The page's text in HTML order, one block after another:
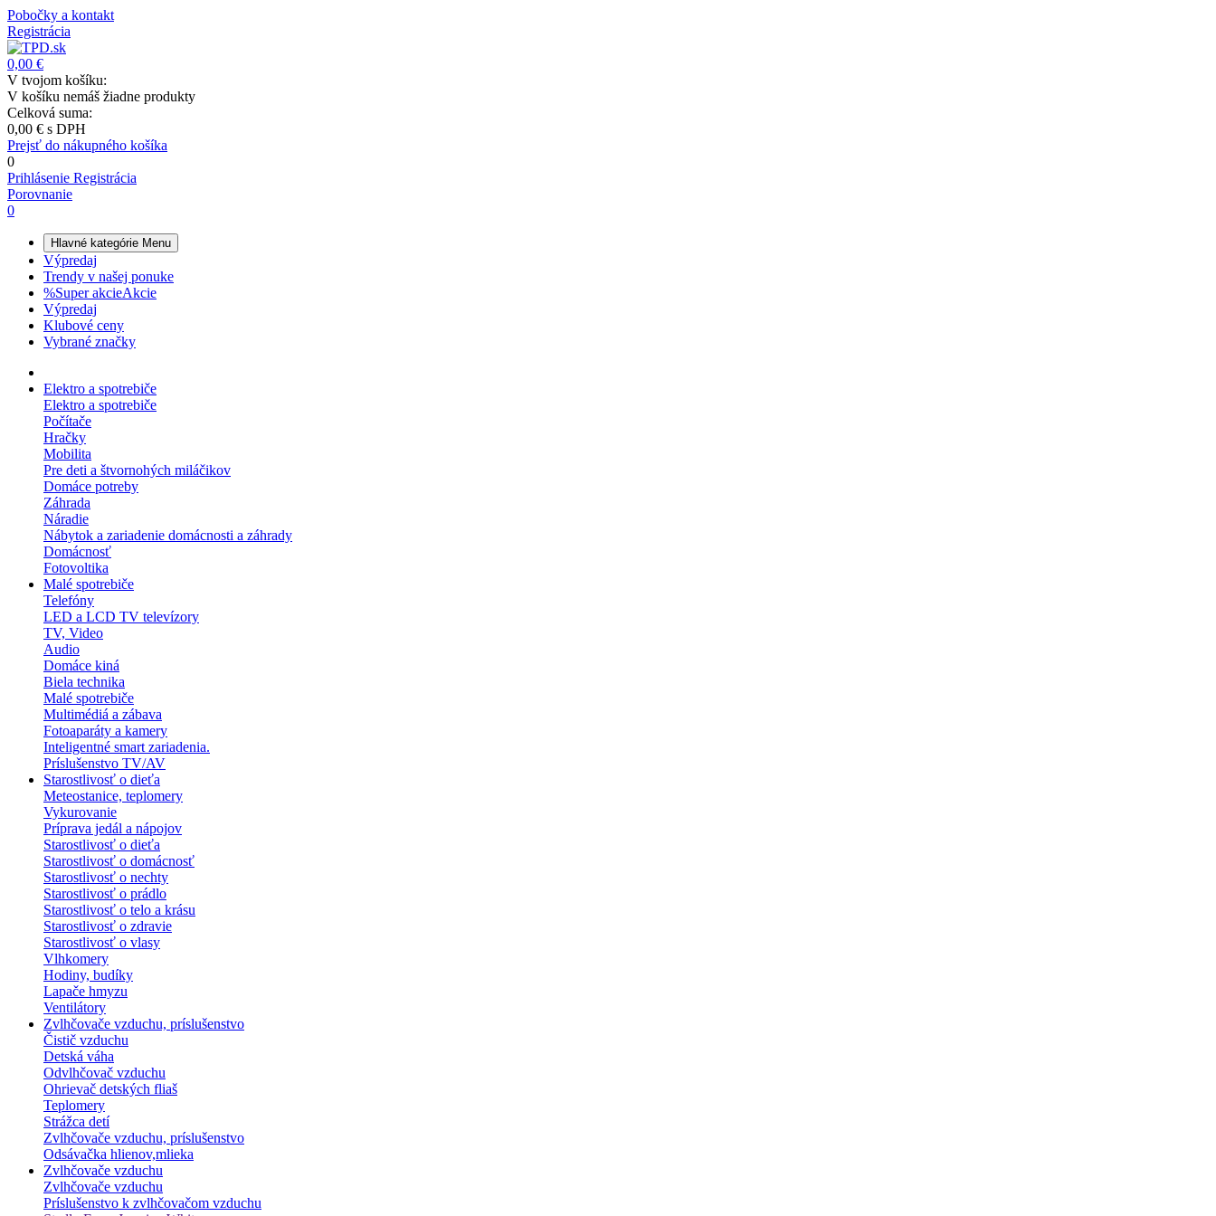
Pobočky a kontakt
Registrácia
0,00 €
V tvojom košíku:
V košíku nemáš žiadne produkty
Celková suma:
0,00 € s DPH
Prejsť do nákupného košíka
0
Prihlásenie Registrácia
Porovnanie
0
Hlavné kategórie Menu
Výpredaj
Trendy v našej ponuke
%Super akcieAkcie
Výpredaj
Klubové ceny
Vybrané značky
Elektro a spotrebiče
Elektro a spotrebiče
Počítače
Hračky
Mobilita
Pre deti a štvornohých miláčikov
Domáce potreby
Záhrada
Náradie
Nábytok a zariadenie domácnosti a záhrady
Domácnosť
Fotovoltika
Malé spotrebiče
Telefóny
LED a LCD TV televízory
TV, Video
Audio
Domáce kiná
Biela technika
Malé spotrebiče
Multimédiá a zábava
Fotoaparáty a kamery
Inteligentné smart zariadenia.
Príslušenstvo TV/AV
Starostlivosť o dieťa
Meteostanice, teplomery
Vykurovanie
Príprava jedál a nápojov
Starostlivosť o dieťa
Starostlivosť o domácnosť
Starostlivosť o nechty
Starostlivosť o prádlo
Starostlivosť o telo a krásu
Starostlivosť o zdravie
Starostlivosť o vlasy
Vlhkomery
Hodiny, budíky
Lapače hmyzu
Ventilátory
Zvlhčovače vzduchu, príslušenstvo
Čistič vzduchu
Detská váha
Odvlhčovač vzduchu
Ohrievač detských fliaš
Teplomery
Strážca detí
Zvlhčovače vzduchu, príslušenstvo
Odsávačka hlienov,mlieka
Zvlhčovače vzduchu
Zvlhčovače vzduchu
Príslušenstvo k zvlhčovačom vzduchu